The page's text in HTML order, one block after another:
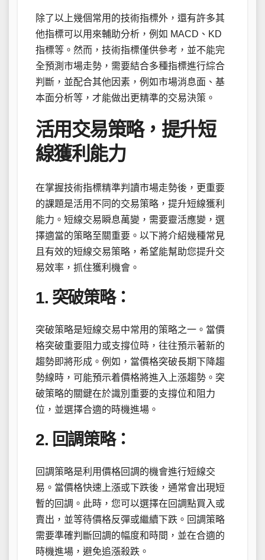
除了以上幾個常用的技術指標外，還有許多其
他指標可以用來輔助分析，例如 MACD、KD
指標等。然而，技術指標僅供參考，並不能完
全預測市場走勢，需要結合多種指標進行綜合
判斷，並配合其他因素，例如市場消息面、基
本面分析等，才能做出更精準的交易決策。
活用交易策略，提升短
線獲利能力
在掌握技術指標精準判讀市場走勢後，更重要
的課題是活用不同的交易策略，提升短線獲利
能力。短線交易瞬息萬變，需要靈活應變，選
擇適當的策略至關重要。以下將介紹幾種常見
且有效的短線交易策略，希望能幫助您提升交
易效率，抓住獲利機會。
1. 突破策略：
突破策略是短線交易中常用的策略之一。當價
格突破重要阻力或支撐位時，往往預示著新的
趨勢即將形成。例如，當價格突破長期下降趨
勢線時，可能預示着價格將進入上漲趨勢。突
破策略的關鍵在於識別重要的支撐位和阻力
位，並選擇合適的時機進場。
2. 回調策略：
回調策略是利用價格回調的機會進行短線交
易。當價格快速上漲或下跌後，通常會出現短
暫的回調。此時，您可以選擇在回調點買入或
賣出，並等待價格反彈或繼續下跌。回調策略
需要準確判斷回調的幅度和時間，並在合適的
時機進場，避免追漲殺跌。